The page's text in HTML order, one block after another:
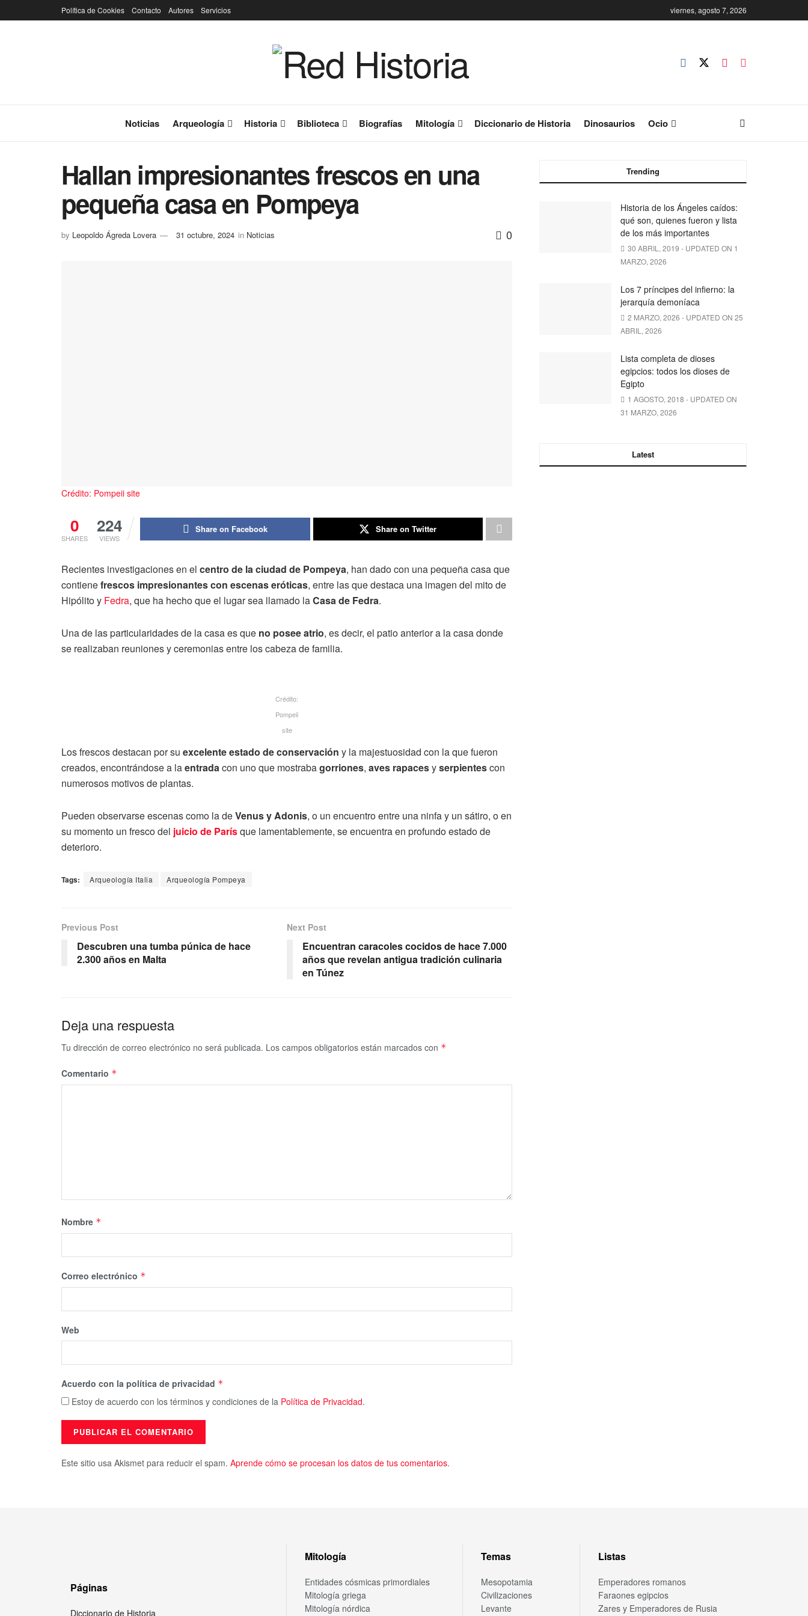
Política de Cookies Contacto Autores Servicios viernes, agosto 7, 2026
Noticias Arqueología Historia Biblioteca Biografías Mitología Diccionario de Historia Dinosaurios Ocio
Hallan impresionantes frescos en una
pequeña casa en Pompeya
by Leopoldo Ágreda Lovera 31 octubre, 2024 in Noticias 0
Crédito: Pompeii site
0
SHARES
224
VIEWS
Share on Facebook Share on Twitter
Recientes investigaciones en el centro de la ciudad de Pompeya, han dado con una pequeña casa que
contienefrescos impresionantes con escenas eróticas, entre las que destaca una imagen del mito de
Hipólito y Fedra, que ha hecho que el lugar sea llamado laCasa de Fedra.
Una de las particularidades de la casa es que no posee atrio, es decir, el patio anterior a la casa donde
se realizaban reuniones y ceremonias entre los cabeza de familia.
Crédito:
Pompeii
site
Los frescos destacan por su excelente estado de conservación y la majestuosidad con la que fueron
creados, encontrándose a laentradacon uno que mostrabagorriones, aves rapacesyserpientescon
numerosos motivos de plantas.
Pueden observarse escenas como la deVenus y Adonis, o un encuentro entre una ninfa y un sátiro, o en
su momento un fresco del juicio de Parísque lamentablemente, se encuentra en profundo estado de
deterioro.
Tags: Arqueología Italia Arqueología Pompeya
Previous Post
Descubren una tumba púnica de hace
2.300 años en Malta
Next Post
Encuentran caracoles cocidos de hace 7.000
años que revelan antigua tradición culinaria
en Túnez
Deja una respuesta
Tu dirección de correo electrónico no será publicada. Los campos obligatorios están marcados con *
Comentario *
Nombre *
Correo electrónico *
Web
Acuerdo con la política de privacidad *
Estoy de acuerdo con los términos y condiciones de la Política de Privacidad.
Este sitio usa Akismet para reducir el spam. Aprende cómo se procesan los datos de tus comentarios.
Trending
Historia de los Ángeles caídos:
qué son, quienes fueron y lista
de los más importantes
30 ABRIL, 2019 - UPDATED ON 1
MARZO, 2026
Los 7 príncipes del infierno: la
jerarquía demoníaca
2 MARZO, 2026 - UPDATED ON 25
ABRIL, 2026
Lista completa de dioses
egipcios: todos los dioses de
Egipto
1 AGOSTO, 2018 - UPDATED ON
31 MARZO, 2026
Latest
Páginas
Diccionario de Historia
Mitología
Entidades cósmicas primordiales
Mitología griega
Mitología nórdica
Temas
Mesopotamia
Civilizaciones
Levante
Listas
Emperadores romanos
Faraones egipcios
Zares y Emperadores de Rusia